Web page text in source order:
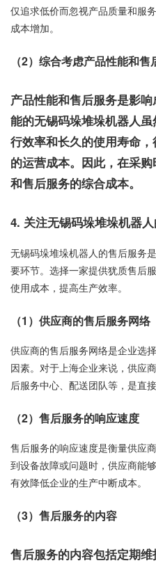
仅追求低价而忽视产品质量和服
成本增加。
（2）综合考虑产品性能和售
产品性能和售后服务是影
能的无锡码垛堆垛机器人
行效率和长久的使用寿命
的运营成本。因此，在采
和售后服务的综合成本。
4. 关注无锡码垛堆垛机器
无锡码垛堆垛机器人的售后服务
要环节。选择一家提供犹质售后
使用成本，提高生产效率。
（1）供应商的售后服务网络
供应商的售后服务网络是企业选
因素。对于上海企业来说，供应
后服务中心、配送团队等，是直
（2）售后服务的响应速度
售后服务的响应速度是衡量供应
到设备故障或问题时，供应商能
有效降低企业的生产中断成本。
（3）售后服务的内容
售后服务的内容包括定期